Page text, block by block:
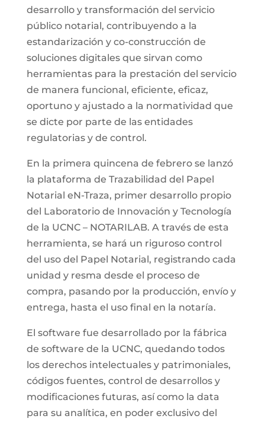
desarrollo y transformación del servicio
público notarial, contribuyendo a la
estandarización y co-construcción de
soluciones digitales que sirvan como
herramientas para la prestación del servicio
de manera funcional, eficiente, eficaz,
oportuno y ajustado a la normatividad que
se dicte por parte de las entidades
regulatorias y de control.
En la primera quincena de febrero se lanzó
la plataforma de Trazabilidad del Papel
Notarial eN-Traza, primer desarrollo propio
del Laboratorio de Innovación y Tecnología
de la UCNC – NOTARILAB. A través de esta
herramienta, se hará un riguroso control
del uso del Papel Notarial, registrando cada
unidad y resma desde el proceso de
compra, pasando por la producción, envío y
entrega, hasta el uso final en la notaría.
El software fue desarrollado por la fábrica
de software de la UCNC, quedando todos
los derechos intelectuales y patrimoniales,
códigos fuentes, control de desarrollos y
modificaciones futuras, así como la data
para su analítica, en poder exclusivo del